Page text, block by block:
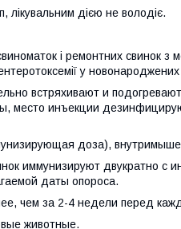
лікувальним дією не володіє.
і ремонтних свинок з
у
встряхивают и
место инъекции
доза),
иммунизируют двукратно с
даты опороса.
чем за 2-4 недели перед
животные.